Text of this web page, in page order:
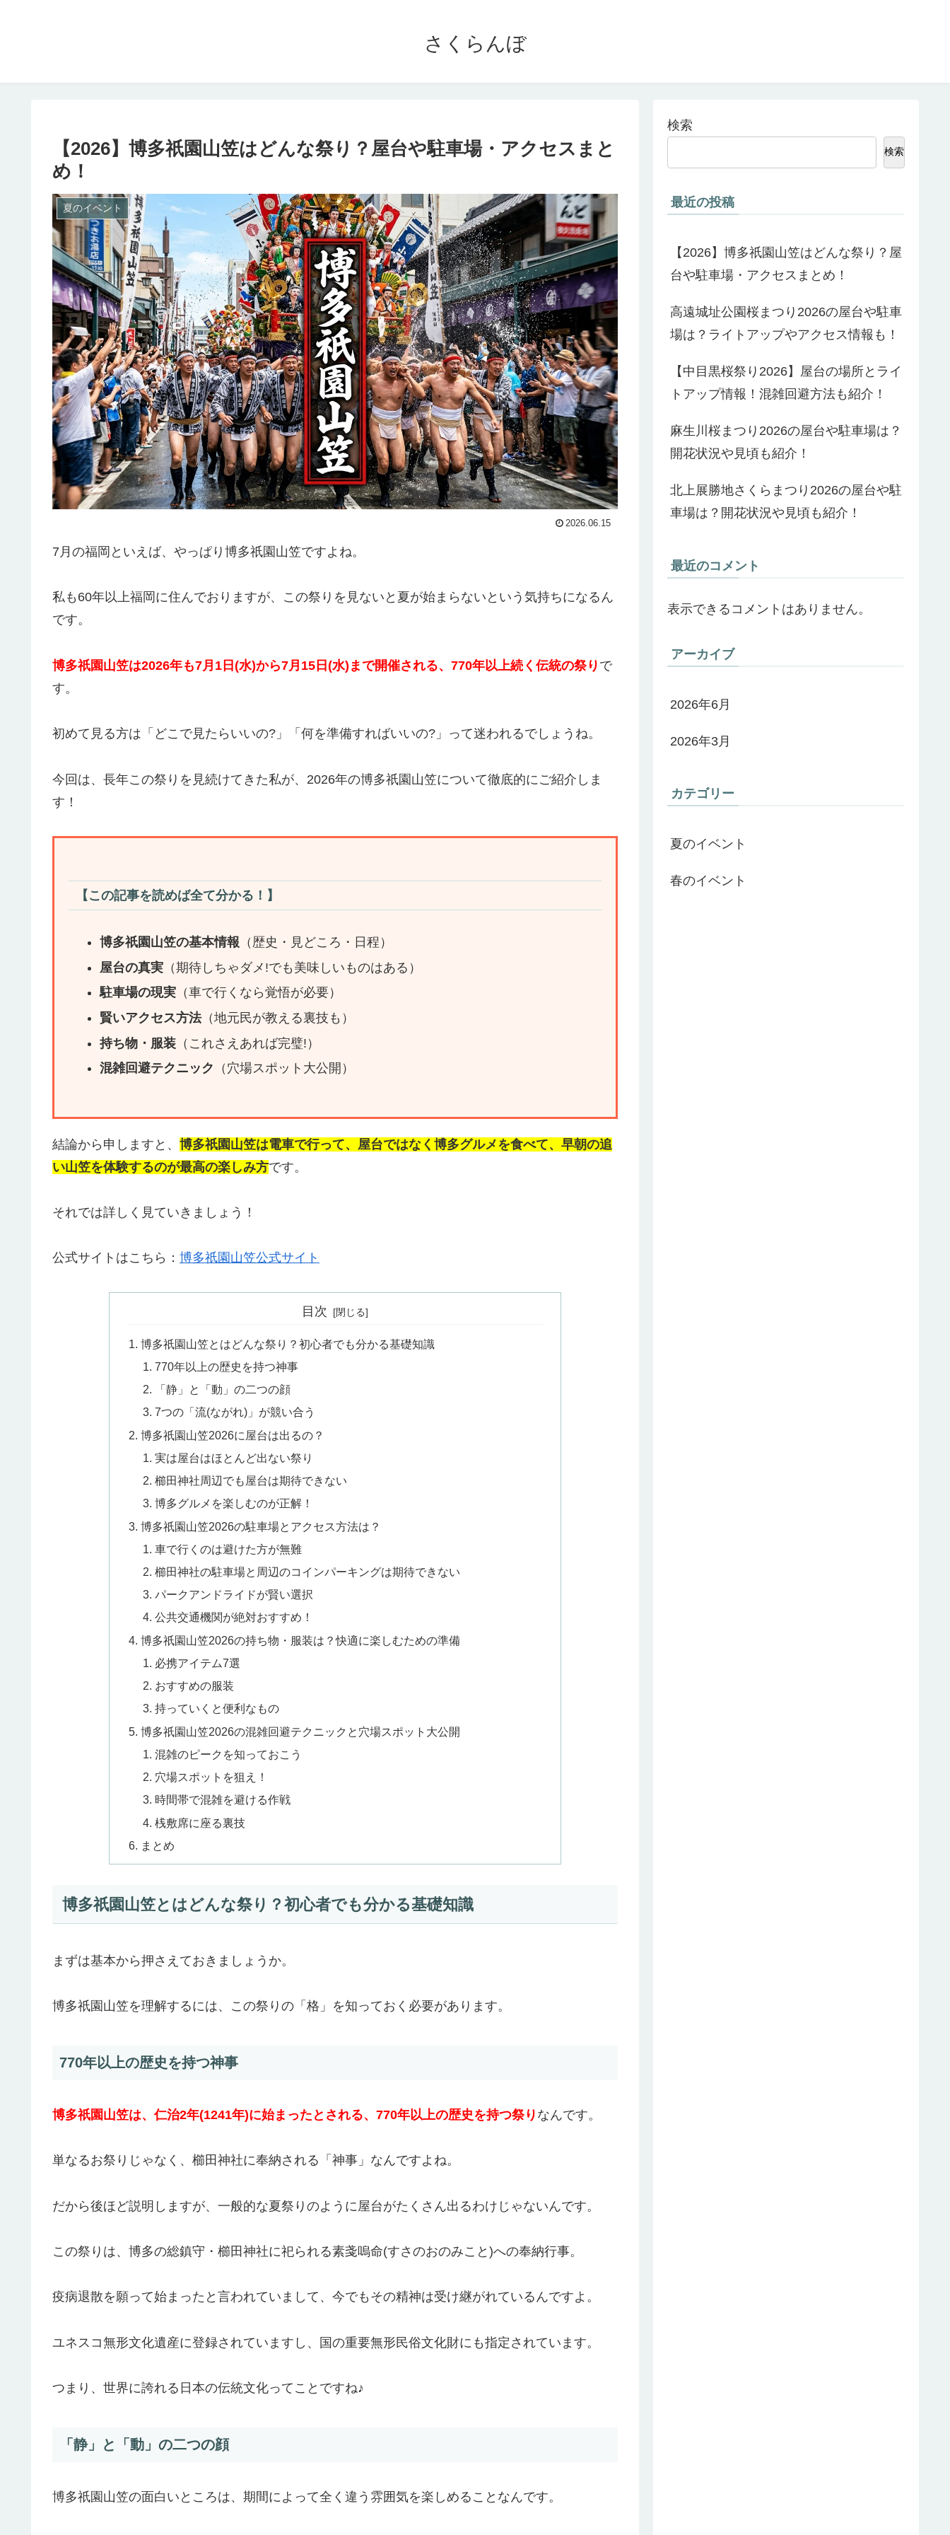
さくらんぼ
【2026】博多祇園山笠はどんな祭り？屋台や駐車場・アクセスまと
め！
夏のイベント
2026.06.15
7月の福岡といえば、やっぱり博多祇園山笠ですよね。
私も60年以上福岡に住んでおりますが、この祭りを見ないと夏が始まらないという気持ちになるん
です。
博多祇園山笠は2026年も7月1日(水)から7月15日(水)まで開催される、770年以上続く伝統の祭り で
す。
初めて見る方は「どこで見たらいいの?」「何を準備すればいいの?」って迷われるでしょうね。
今回は、長年この祭りを見続けてきた私が、2026年の博多祇園山笠について徹底的にご紹介しま
す！
【この記事を読めば全て分かる！】
博多祇園山笠の基本情報 （歴史・見どころ・日程）
屋台の真実（期待しちゃダメ!でも美味しいものはある）
駐車場の現実（車で行くなら覚悟が必要）
賢いアクセス方法（地元民が教える裏技も）
持ち物・服装（これさえあれば完璧!）
混雑回避テクニック （穴場スポット大公開）
結論から申しますと、 博多祇園山笠は電車で行って、屋台ではなく博多グルメを食べて、早朝の追
い山笠を体験するのが最高の楽しみ方です。
それでは詳しく見ていきましょう！
公式サイトはこちら： 博多祇園山笠公式サイト
目次
博多祇園山笠とはどんな祭り？初心者でも分かる基礎知識
770年以上の歴史を持つ神事
「静」と「動」の二つの顔
7つの「流(ながれ)」が競い合う
博多祇園山笠2026に屋台は出るの？
実は屋台はほとんど出ない祭り
櫛田神社周辺でも屋台は期待できない
博多グルメを楽しむのが正解！
博多祇園山笠2026の駐車場とアクセス方法は？
車で行くのは避けた方が無難
櫛田神社の駐車場と周辺のコインパーキングは期待できない
パークアンドライドが賢い選択
公共交通機関が絶対おすすめ！
博多祇園山笠2026の持ち物・服装は？快適に楽しむための準備
必携アイテム7選
おすすめの服装
持っていくと便利なもの
博多祇園山笠2026の混雑回避テクニックと穴場スポット大公開
混雑のピークを知っておこう
穴場スポットを狙え！
時間帯で混雑を避ける作戦
桟敷席に座る裏技
まとめ
博多祇園山笠とはどんな祭り？初心者でも分かる基礎知識
まずは基本から押さえておきましょうか。
博多祇園山笠を理解するには、この祭りの「格」を知っておく必要があります。
770年以上の歴史を持つ神事
博多祇園山笠は、仁治2年(1241年)に始まったとされる、770年以上の歴史を持つ祭り なんです。
単なるお祭りじゃなく、櫛田神社に奉納される「神事」なんですよね。
だから後ほど説明しますが、一般的な夏祭りのように屋台がたくさん出るわけじゃないんです。
この祭りは、博多の総鎮守・櫛田神社に祀られる素戔嗚命(すさのおのみこと)への奉納行事。
疫病退散を願って始まったと言われていまして、今でもその精神は受け継がれているんですよ。
ユネスコ無形文化遺産に登録されていますし、国の重要無形民俗文化財にも指定されています。
つまり、世界に誇れる日本の伝統文化ってことですね♪
「静」と「動」の二つの顔
博多祇園山笠の面白いところは、期間によって全く違う雰囲気を楽しめることなんです。
検索
検索
最近の投稿
【2026】博多祇園山笠はどんな祭り？屋
台や駐車場・アクセスまとめ！
高遠城址公園桜まつり2026の屋台や駐車
場は？ライトアップやアクセス情報も！
【中目黒桜祭り2026】屋台の場所とライ
トアップ情報！混雑回避方法も紹介！
麻生川桜まつり2026の屋台や駐車場は？
開花状況や見頃も紹介！
北上展勝地さくらまつり2026の屋台や駐
車場は？開花状況や見頃も紹介！
最近のコメント
表示できるコメントはありません。
アーカイブ
2026年6月
2026年3月
カテゴリー
夏のイベント
春のイベント